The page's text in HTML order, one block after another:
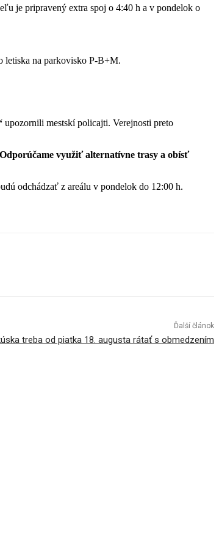
je pripravený extra spoj o 4:40 h a v pondelok o
letiska na parkovisko P-B+M.
upozornili mestskí policajti. Verejnosti preto
využiť alternatívne trasy a obísť
odchádzať z areálu v pondelok do 12:00 h.
Ďalší článok
treba od piatka 18. augusta rátať s obmedzením